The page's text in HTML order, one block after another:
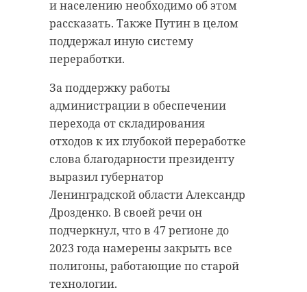
и населению необходимо об этом
рассказать. Также Путин в целом
поддержал иную систему
переработки.
За поддержку работы
администрации в обеспечении
перехода от складирования
отходов к их глубокой переработке
слова благодарности президенту
выразил губернатор
Ленинградской области Александр
Дрозденко. В своей речи он
подчеркнул, что в 47 регионе до
2023 года намерены закрыть все
полигоны, работающие по старой
технологии.